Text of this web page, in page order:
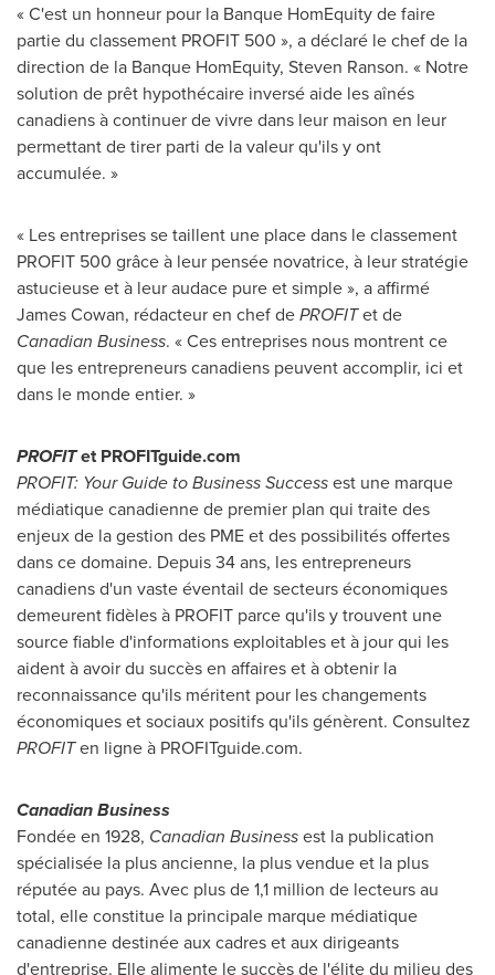
« C'est un honneur pour la Banque HomEquity de faire
partie du classement PROFIT 500 », a déclaré le chef de la
direction de la Banque HomEquity, Steven Ranson. « Notre
solution de prêt hypothécaire inversé aide les aînés
canadiens à continuer de vivre dans leur maison en leur
permettant de tirer parti de la valeur qu'ils y ont
accumulée. »
« Les entreprises se taillent une place dans le classement
PROFIT 500 grâce à leur pensée novatrice, à leur stratégie
astucieuse et à leur audace pure et simple », a affirmé
James Cowan, rédacteur en chef dePROFITet de
Canadian Business. « Ces entreprises nous montrent ce
que les entrepreneurs canadiens peuvent accomplir, ici et
dans le monde entier. »
PROFITet PROFITguide.com
PROFIT: Your Guide to Business Successest une marque
médiatique canadienne de premier plan qui traite des
enjeux de la gestion des PME et des possibilités offertes
dans ce domaine. Depuis 34 ans, les entrepreneurs
canadiens d'un vaste éventail de secteurs économiques
demeurent fidèles à PROFIT parce qu'ils y trouvent une
source fiable d'informations exploitables et à jour qui les
aident à avoir du succès en affaires et à obtenir la
reconnaissance qu'ils méritent pour les changements
économiques et sociaux positifs qu'ils génèrent. Consultez
PROFITen ligne à PROFITguide.com.
Canadian Business
Fondée en 1928, Canadian Businessest la publication
spécialisée la plus ancienne, la plus vendue et la plus
réputée au pays. Avec plus de 1,1 million de lecteurs au
total, elle constitue la principale marque médiatique
canadienne destinée aux cadres et aux dirigeants
d'entreprise. Elle alimente le succès de l'élite du milieu des